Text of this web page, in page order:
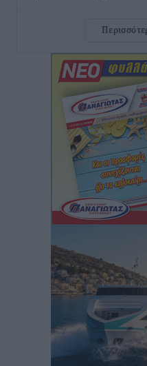
εφησυχασμού» – Σε
Ειδήσεις• πριν 6 ώρες
Καιρός: Επιμένουν οι
μελτέμια έως 9 μποφόρ,
Τοπικές Ειδήσεις πριν 7 ώρες
Τα φοιτητικά ενοίκια
οικογενειακούς
Ειδήσεις• πριν 7 ώρες
Δύο νέοι ξενώνες
Δυνάμεις στη νήσο Ρω
Τοπικές Ειδήσεις• πριν 7 ώρες
Συνεχίζεται η έξοδος
34.000 αναχωρούν